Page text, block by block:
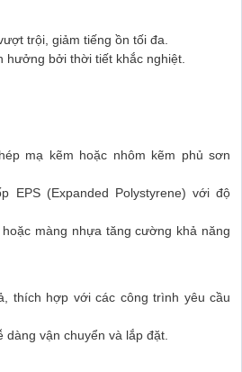
trội, giảm tiếng ồn tối đa.
hưởng bởi thời tiết khắc nghiệt.
mạ kẽm hoặc nhôm kẽm phủ sơn
EPS (Expanded Polystyrene) với độ
màng nhựa tăng cường khả năng
thích hợp với các công trình yêu cầu
vận chuyển và lắp đặt.